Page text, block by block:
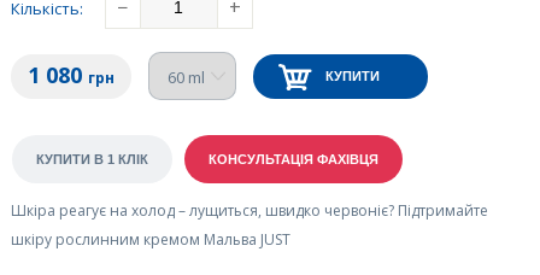
Шкіра реагує на холод – лущиться, швидко червоніє? Підтримайте
шкіру рослинним кремом Мальва JUST
Кількість: − +
1 080 грн КУПИТИ